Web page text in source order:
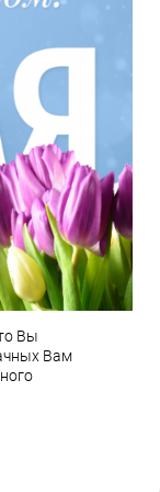
Вы
Вам